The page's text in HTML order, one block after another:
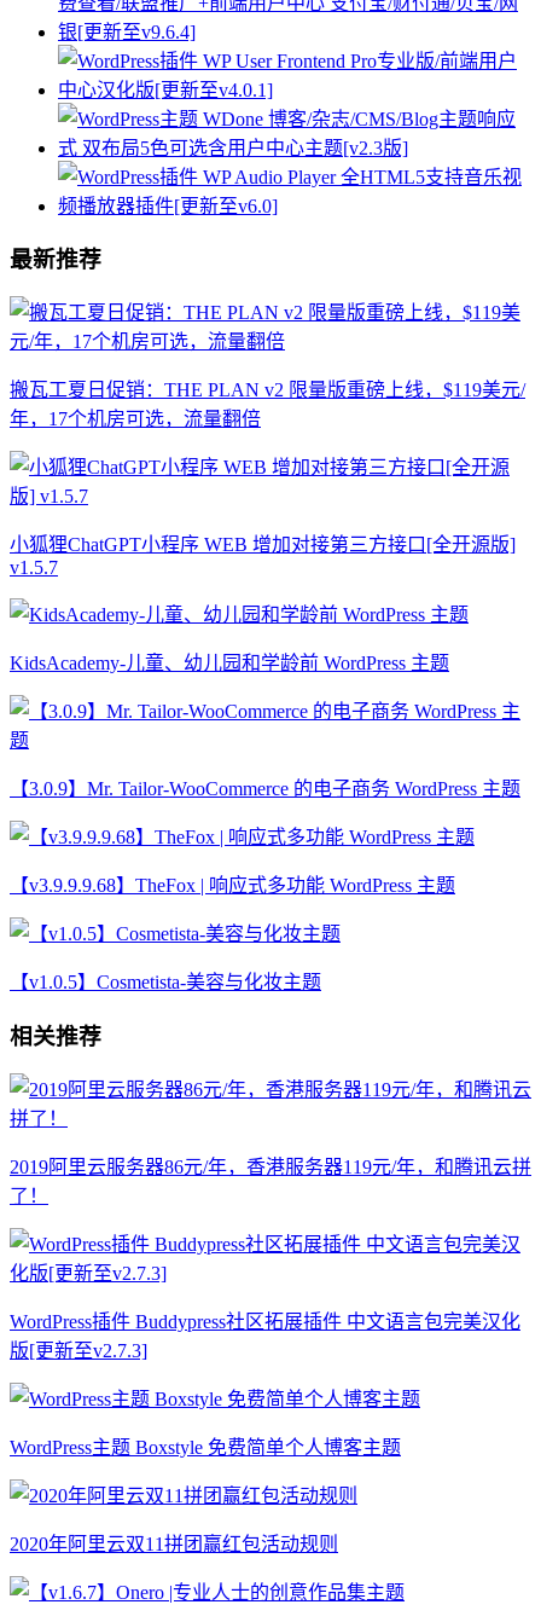
最新推荐
搬瓦工夏日促销：THE PLAN v2 限量版重磅上线，$119美元/
年，17个机房可选，流量翻倍
小狐狸ChatGPT小程序 WEB 增加对接第三方接口[全开源版]
v1.5.7
KidsAcademy-儿童、幼儿园和学龄前 WordPress 主题
【3.0.9】Mr. Tailor-WooCommerce 的电子商务 WordPress 主题
【v3.9.9.9.68】TheFox | 响应式多功能 WordPress 主题
【v1.0.5】Cosmetista-美容与化妆主题
相关推荐
2019阿里云服务器86元/年，香港服务器119元/年，和腾讯云拼
了！
WordPress插件 Buddypress社区拓展插件 中文语言包完美汉化
版[更新至v2.7.3]
WordPress主题 Boxstyle 免费简单个人博客主题
2020年阿里云双11拼团赢红包活动规则